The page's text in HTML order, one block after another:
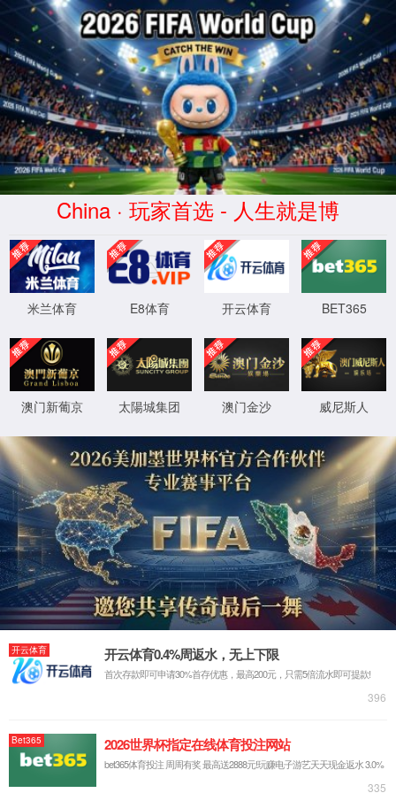
南宫ng·28相信品牌力量
服务器错误
404 - 找不到文件或目录。
您要查找的资源可能已被删除，已更改名称或者暂时不可用。